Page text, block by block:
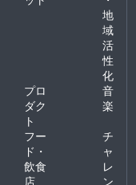
地
域
活
性
化
プロ
ダク
ト
音
楽
フー
ド・
飲食
店
チ
ャ
レ
ン